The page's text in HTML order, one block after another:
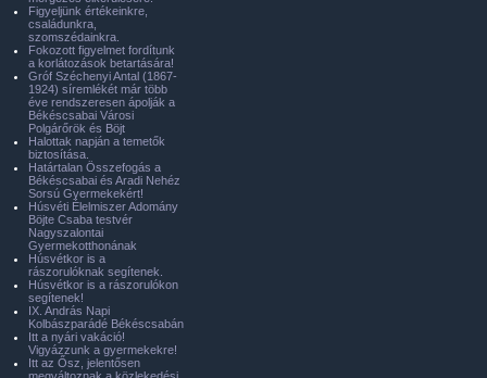
Figyeljünk értékeinkre,
családunkra,
szomszédainkra.
Fokozott figyelmet fordítunk
a korlátozások betartására!
Gróf Széchenyi Antal (1867-
1924) síremlékét már több
éve rendszeresen ápolják a
Békéscsabai Városi
Polgárőrök és Böjt
Halottak napján a temetők
biztosítása.
Határtalan Összefogás a
Békéscsabai és Aradi Nehéz
Sorsú Gyermekekért!
Húsvéti Élelmiszer Adomány
Böjte Csaba testvér
Nagyszalontai
Gyermekotthonának
Húsvétkor is a
rászorulóknak segítenek.
Húsvétkor is a rászorulókon
segítenek!
IX. András Napi
Kolbászparádé Békéscsabán
Itt a nyári vakáció!
Vigyázzunk a gyermekekre!
Itt az Ősz, jelentősen